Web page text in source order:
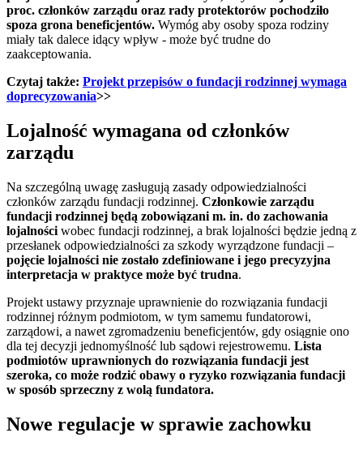
proc. członków zarządu oraz rady protektorów pochodziło
spoza grona beneficjentów. Wymóg aby osoby spoza rodziny
miały tak dalece idący wpływ - może być trudne do
zaakceptowania.
Czytaj także: Projekt przepisów o fundacji rodzinnej wymaga
doprecyzowania>>
Lojalność wymagana od członków
zarządu
Na szczególną uwagę zasługują zasady odpowiedzialności
członków zarządu fundacji rodzinnej. Członkowie zarządu
fundacji rodzinnej będą zobowiązani m. in. do zachowania
lojalności wobec fundacji rodzinnej, a brak lojalności będzie jedną z
przesłanek odpowiedzialności za szkody wyrządzone fundacji –
pojęcie lojalności nie zostało zdefiniowane i jego precyzyjna
interpretacja w praktyce może być trudna.
Projekt ustawy przyznaje uprawnienie do rozwiązania fundacji
rodzinnej różnym podmiotom, w tym samemu fundatorowi,
zarządowi, a nawet zgromadzeniu beneficjentów, gdy osiągnie ono
dla tej decyzji jednomyślność lub sądowi rejestrowemu. Lista
podmiotów uprawnionych do rozwiązania fundacji jest
szeroka, co może rodzić obawy o ryzyko rozwiązania fundacji
w sposób sprzeczny z wolą fundatora.
Nowe regulacje w sprawie zachowku